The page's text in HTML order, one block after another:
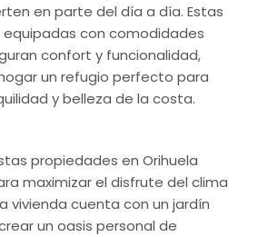
en parte del día a día. Estas
con comodidades
confort y funcionalidad,
un refugio perfecto para
y belleza de la costa.
propiedades en Orihuela
maximizar el disfrute del clima
vivienda cuenta con un jardín
un oasis personal de